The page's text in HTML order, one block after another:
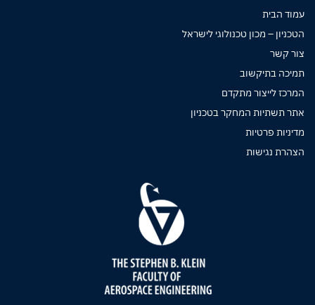
עמוד הבית
הטכניון – מכון טכנולוגי לישראל
צור קשר
תמיכה בתיקשוב
המרכז לייצור מתקדם
אתר תשתיות המחקר בטכניון
מדיניות פרטיות
הצהרת נגישות